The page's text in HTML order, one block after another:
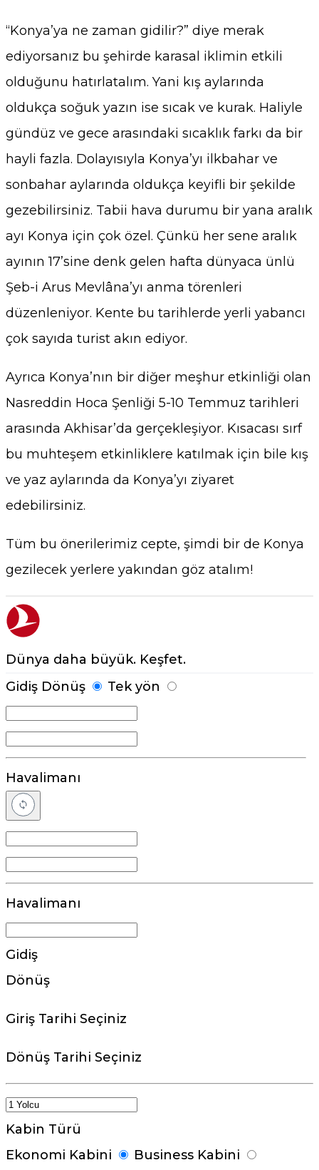
“Konya’ya ne zaman gidilir?” diye merak
ediyorsanız bu şehirde karasal iklimin etkili
olduğunu hatırlatalım. Yani kış aylarında
oldukça soğuk yazın ise sıcak ve kurak. Haliyle
gündüz ve gece arasındaki sıcaklık farkı da bir
hayli fazla. Dolayısıyla Konya’yı ilkbahar ve
sonbahar aylarında oldukça keyifli bir şekilde
gezebilirsiniz. Tabii hava durumu bir yana aralık
ayı Konya için çok özel. Çünkü her sene aralık
ayının 17’sine denk gelen hafta dünyaca ünlü
Şeb-i Arus Mevlâna’yı anma törenleri
düzenleniyor. Kente bu tarihlerde yerli yabancı
çok sayıda turist akın ediyor.
Ayrıca Konya’nın bir diğer meşhur etkinliği olan
Nasreddin Hoca Şenliği 5-10 Temmuz tarihleri
arasında Akhisar’da gerçekleşiyor. Kısacası sırf
bu muhteşem etkinliklere katılmak için bile kış
ve yaz aylarında da Konya’yı ziyaret
edebilirsiniz.
Tüm bu önerilerimiz cepte, şimdi bir de Konya
gezilecek yerlere yakından göz atalım!
Dünya daha büyük. Keşfet.
Gidiş Dönüş
Tek yön
Havalimanı
Havalimanı
Gidiş
Dönüş
Giriş Tarihi Seçiniz
Dönüş Tarihi Seçiniz
Kabin Türü
Ekonomi Kabini
Business Kabini